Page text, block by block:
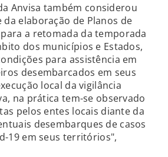
Anvisa também considerou
elaboração de Planos de
a retomada da temporada
dos municípios e Estados,
para assistência em
desembarcados em seus
local da vigilância
na prática tem-se observado
pelos entes locais diante da
desembarques de casos
19 em seus territórios",